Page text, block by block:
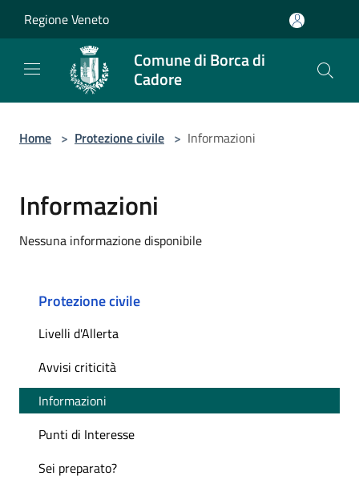
Regione Veneto
Comune di Borca di
Cadore
Home > Protezione civile > Informazioni
Informazioni
Nessuna informazione disponibile
Protezione civile
Livelli d'Allerta
Avvisi criticità
Informazioni
Punti di Interesse
Sei preparato?